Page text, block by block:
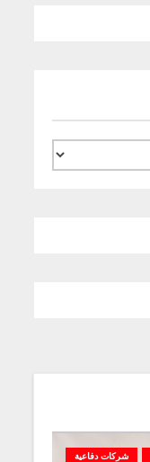
شركات دفاعية